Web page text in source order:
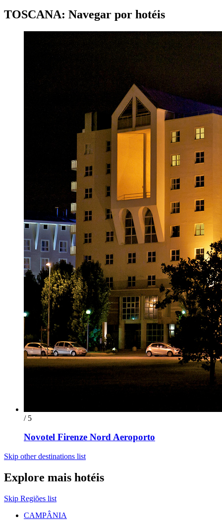
TOSCANA: Navegar por hotéis
/ 5
Novotel Firenze Nord Aeroporto
Skip other destinations list
Explore mais hotéis
Skip Regiões list
CAMPÂNIA